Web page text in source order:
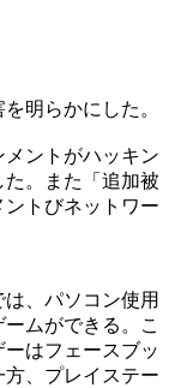
明らかにした。
ントがハッキン
。また「追加被
トびネットワー
、パソコン使用
ムができる。こ
はフェースブッ
、プレイステー